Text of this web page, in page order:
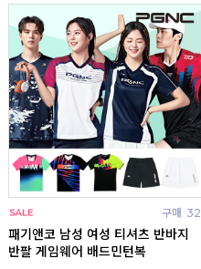
구매 32
패기앤코 남성 여성 티셔츠 반바지
반팔 게임웨어 배드민턴복